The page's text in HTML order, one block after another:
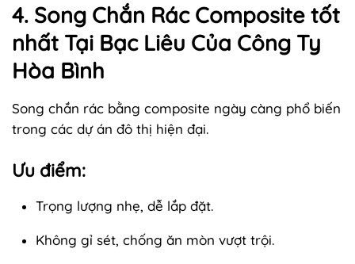
4. Song Chắn Rác Composite tốt
nhất Tại Bạc Liêu Của Công Ty
Hòa Bình
Song chắn rác bằng composite ngày càng phổ biến
trong các dự án đô thị hiện đại.
Ưu điểm:
Trọng lượng nhẹ, dễ lắp đặt.
Không gỉ sét, chống ăn mòn vượt trội.